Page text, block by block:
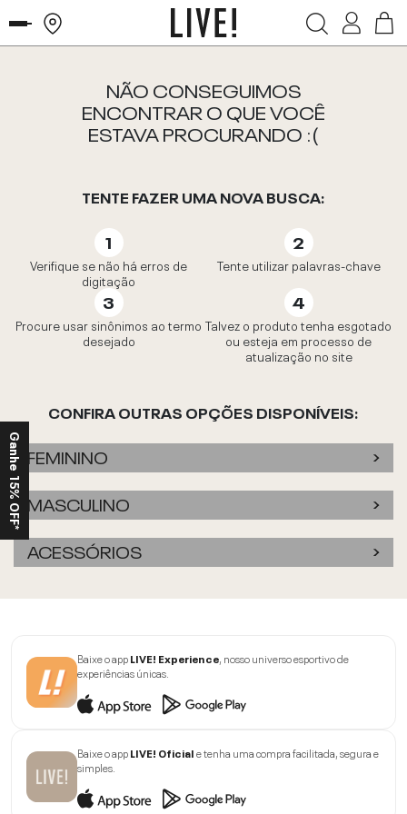
NÃO CONSEGUIMOS
ENCONTRAR O QUE VOCÊ
ESTAVA PROCURANDO :(
TENTE FAZER UMA NOVA BUSCA:
Verifique se não há erros de
digitação
Tente utilizar palavras-chave
Procure usar sinônimos ao termo
desejado
Talvez o produto tenha esgotado
ou esteja em processo de
atualização no site
CONFIRA OUTRAS OPÇÕES DISPONÍVEIS:
FEMININO
MASCULINO
ACESSÓRIOS
Baixe o appLIVE! Experience, nosso universo esportivo de
experiências únicas.
Baixe o appLIVE! Oficiale tenha uma compra facilitada, segura e
simples.
Ganhe 15% OFF*